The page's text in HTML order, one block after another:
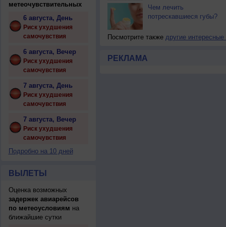
метеочувствительных
6 августа, День
Риск ухудшения
самочувствия
6 августа, Вечер
Риск ухудшения
самочувствия
7 августа, День
Риск ухудшения
самочувствия
7 августа, Вечер
Риск ухудшения
самочувствия
Подробно на 10 дней
ВЫЛЕТЫ
Оценка возможных
задержек авиарейсов
по метеоусловиям на
ближайшие сутки
Чем лечить
потрескавшиеся губы?
Посмотрите также другие интересные
РЕКЛАМА